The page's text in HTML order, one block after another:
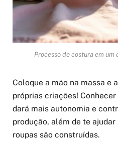
Processo de costura em um
Coloque a mão na massa e
próprias criações!
dará mais autonomia e
produção, além de te
roupas são construídas.